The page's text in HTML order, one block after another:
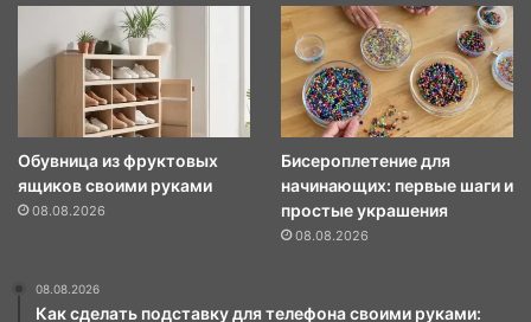
Обувница из фруктовых
ящиков своими руками
08.08.2026
Бисероплетение для
начинающих: первые шаги и
простые украшения
08.08.2026
08.08.2026
Как сделать подставку для телефона своими руками: